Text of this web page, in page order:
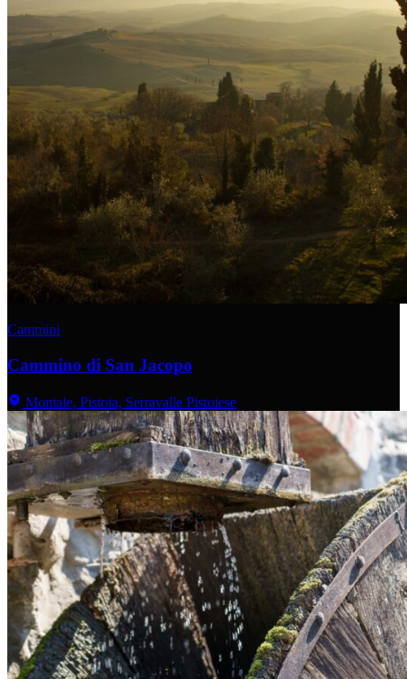
Cammini
Cammino di San Jacopo
Montale, Pistoia, Serravalle Pistoiese